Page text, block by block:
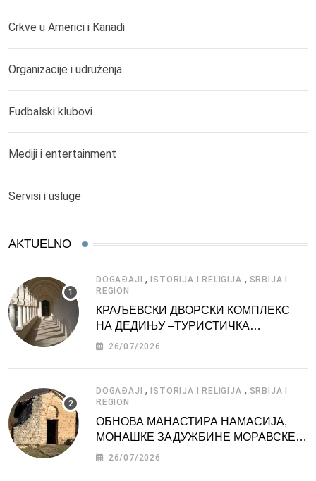
Crkve u Americi i Kanadi
Organizacije i udruženja
Fudbalski klubovi
Mediji i entertainment
Servisi i usluge
AKTUELNO
DOGAĐAJI , ISTORIJA I RELIGIJA , SRBIJA I
REGION
КРАЉЕВСКИ ДВОРСКИ КОМПЛЕКС
НА ДЕДИЊУ –ТУРИСТИЧКА
АТРАКЦИЈА
26/07/2026
DOGAĐAJI , ISTORIJA I RELIGIJA , SRBIJA I
REGION
ОБНОВА МАНАСТИРА НАМАСИЈА,
МОНАШКЕ ЗАДУЖБИНЕ МОРАВСКЕ
СРБИЈЕ
26/07/2026